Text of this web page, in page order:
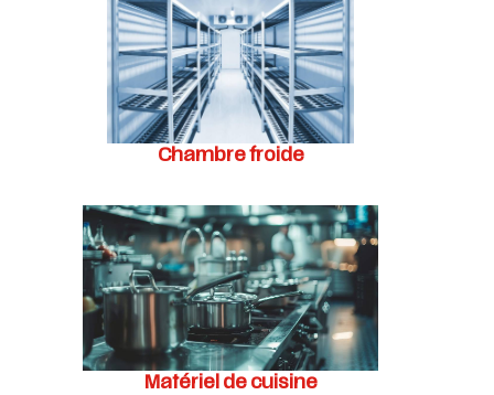
Chambre froide
Matériel de cuisine